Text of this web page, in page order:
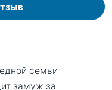
семьи
замуж за